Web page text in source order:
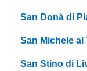
San Donà di
San Michele al
San Stino di